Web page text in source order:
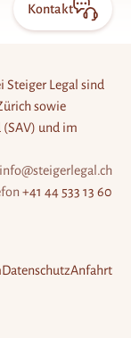
Kontakt
Steiger Legal sind
sowie
und im
info@steigerlegal.ch
+41 44 533 13 60
DatenschutzAnfahrt